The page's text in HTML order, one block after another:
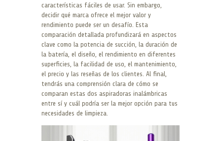
características fáciles de usar. Sin embargo,
decidir qué marca ofrece el mejor valor y
rendimiento puede ser un desafío. Esta
comparación detallada profundizará en aspectos
clave como la potencia de succión, la duración de
la batería, el diseño, el rendimiento en diferentes
superficies, la facilidad de uso, el mantenimiento,
el precio y las reseñas de los clientes. Al final,
tendrás una comprensión clara de cómo se
comparan estas dos aspiradoras inalámbricas
entre sí y cuál podría ser la mejor opción para tus
necesidades de limpieza.